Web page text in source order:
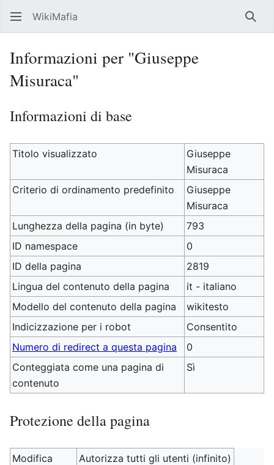
WikiMafia
Informazioni per "Giuseppe
Misuraca"
Informazioni di base
Titolo visualizzato
Giuseppe
Misuraca
Criterio di ordinamento predefinito
Giuseppe
Misuraca
Lunghezza della pagina (in byte)
793
ID namespace
0
ID della pagina
2819
Lingua del contenuto della pagina
it - italiano
Modello del contenuto della pagina
wikitesto
Indicizzazione per i robot
Consentito
Numero di redirect a questa pagina
0
Conteggiata come una pagina di
contenuto
Sì
Protezione della pagina
Modifica
Autorizza tutti gli utenti (infinito)